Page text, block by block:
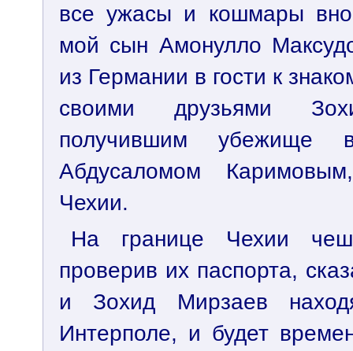
все ужасы и кошмары
мой сын Амонулло
из Германии в гости к
своими друзьями
получившим убежище
Абдусаломом
Чехии.
На границе Чехии
проверив их паспорта,
и Зохид Мирзаев
Интерполе, и будет